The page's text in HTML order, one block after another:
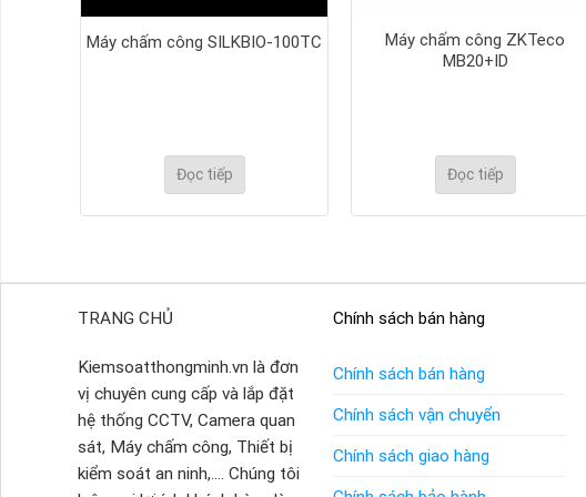
Máy chấm công SILKBIO-100TC
Đọc tiếp
Máy chấm công ZKTeco
MB20+ID
Đọc tiếp
TRANG CHỦ
Kiemsoatthongminh.vn là đơn
vị chuyên cung cấp và lắp đặt
hệ thống CCTV, Camera quan
sát, Máy chấm công, Thiết bị
kiểm soát an ninh,.... Chúng tôi
Chính sách bán hàng
Chính sách bán hàng
Chính sách vận chuyển
Chính sách giao hàng